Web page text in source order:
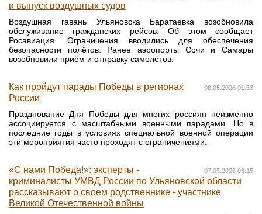
и выпуск воздушных судов
Воздушная гавань Ульяновска Баратаевка возобновила
обслуживание гражданских рейсов. Об этом сообщает
Росавиация. Ограничения вводились для обеспечения
безопасности полётов. Ранее аэропорты Сочи и Самары
возобновили приём и отправку самолётов.
08.05.2026 01:53
Как пройдут парады Победы в регионах
России
Празднование Дня Победы для многих россиян неизменно
ассоциируется с масштабными военными парадами. Но в
последние годы в условиях специальной военной операции
эти мероприятия часто проходят с ограничениями.
07.05.2026 08:15
«С нами Победа!»: эксперты -
криминалисты УМВД России по Ульяновской области
рассказывают о своем родственнике - участнике
Великой Отечественной войны